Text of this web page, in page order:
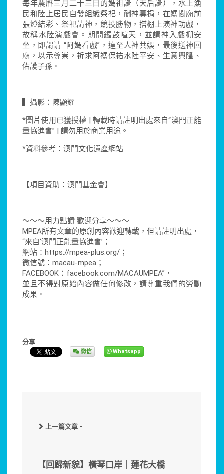
每年農曆三月二十三日的媽祖誕（天后誕），水上漁
民和陸上居民自發組織祭祀，酬神募捐，在媽閣廟前
張燈結彩、祭祀請神，競投勝物，搭棚上演神功戲，
故稱水陸演戲會。期間鑼鼓喧天，並請神入戲棚安
坐，即謂請 “阿媽看戲”，達至人神共娛，最後送神回
廟，以示尊崇，祈求阿禡保祐水陸平安、生意興隆、
佑護子孫。
▍攝影：陳顯耀
*圖片使用已獲授權 | 轉載時請註明出處來自“澳門正能
量協進會” | 請勿用於商業用途。
*資料參考：澳門文化遺產網站
【項目資助：澳門基金會】
～～～用力點讚 歡迎分享～～～
MPEA所有文章的原創內容歡迎轉載，但請註明出處，
“來自‘澳門正能量協進會’；
網站：https://mpea-plus.org/；
微信號：macau-mpea；
FACEBOOK：facebook.com/MACAUMPEA”，
並且不得對原始內容做任何修改，請尊重我們的勞動
成果。
分享
微信 Whatsapp
上一篇文章 -
【回歸新貌】橫琴口岸｜蓮花大橋